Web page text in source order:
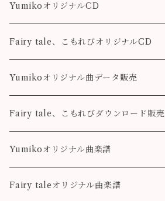
YumikoオリジナルCD
Fairy tale、こもれびオリジナルCD
Fairy tale
こもれび
Yumikoオリジナル曲データ販売
Pleasure
Destiny
Destiny
colorful
Fairy tale、こもれびダウンロード販売
Fairy tale
こもれび
Yumikoオリジナル曲楽譜
Pleasure
Fairy taleオリジナル曲楽譜